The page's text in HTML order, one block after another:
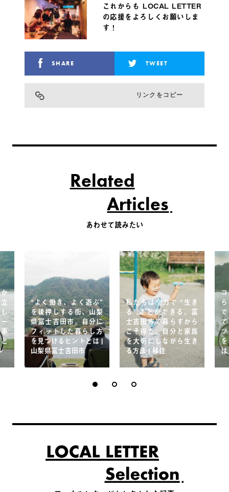
これからも LOCAL LETTER
の応援をよろしくお願いしま
す！
SHARE TWEET
リンクをコピー
Related
Articles
あわせて読みたい
“よく働き、よく遊ぶ”
を後押しする街、山梨
県富士吉田市。自分に
フィットした暮らし方
を見つけるヒントとは |
山梨県富士吉田市
私たちは全力で “生き
る” ことができる。富
士吉田市で暮らすから
こそ得た、自分と家族
を大切にしながら生き
る方法 | 移住